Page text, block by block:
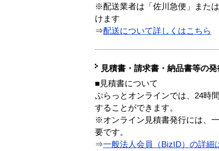
※配送業者は「佐川急便」また
けます
⇒配送について詳しくはこちら
見積書・請求書・納品書等の
■見積書について
ぷらっとオンラインでは、24時
することができます。
※オンライン見積書発行には、
要です。
⇒一般法人会員（BizID）の詳細